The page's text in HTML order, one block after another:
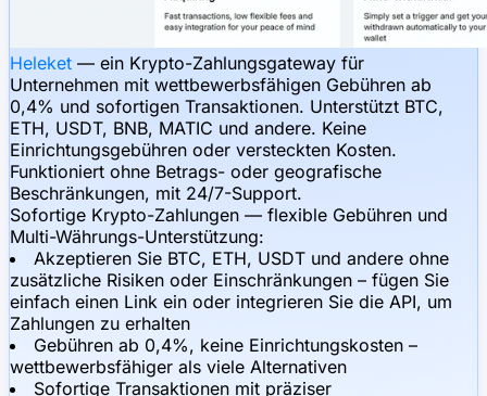
Heleket — ein Krypto-Zahlungsgateway für
Unternehmen mit wettbewerbsfähigen Gebühren ab
0,4% und sofortigen Transaktionen. Unterstützt BTC,
ETH, USDT, BNB, MATIC und andere. Keine
Einrichtungsgebühren oder versteckten Kosten.
Funktioniert ohne Betrags- oder geografische
Beschränkungen, mit 24/7-Support.
Sofortige Krypto-Zahlungen — flexible Gebühren und
Multi-Währungs-Unterstützung:
Akzeptieren Sie BTC, ETH, USDT und andere ohne
zusätzliche Risiken oder Einschränkungen – fügen Sie
einfach einen Link ein oder integrieren Sie die API, um
Zahlungen zu erhalten
Gebühren ab 0,4%, keine Einrichtungskosten –
wettbewerbsfähiger als viele Alternativen
Sofortige Transaktionen mit präziser